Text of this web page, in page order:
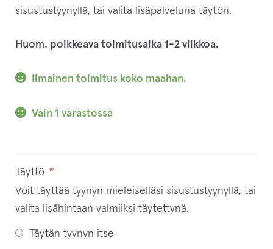
sisustustyynyllä, tai valita lisäpalveluna täytön.
Huom. poikkeava toimitusaika 1-2 viikkoa.
Ilmainen toimitus koko maahan.
Vain 1 varastossa
Täyttö *
Voit täyttää tyynyn mieleiselläsi sisustustyynyllä, tai
valita lisähintaan valmiiksi täytettynä.
Täytän tyynyn itse